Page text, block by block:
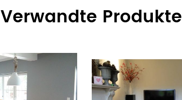
Verwandte Produkte